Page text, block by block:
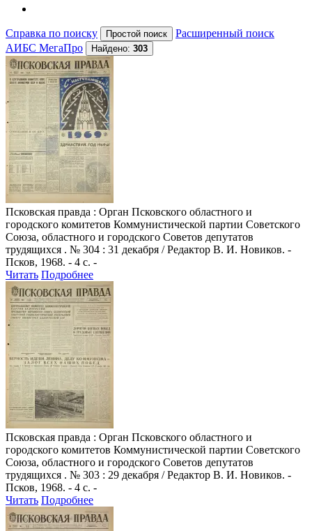
Справка по поиску
Расширенный поиск
АИБС МегаПро
Найдено: 303
Псковская правда : Орган Псковского областного и
городского комитетов Коммунистической партии Советского
Союза, областного и городского Советов депутатов
трудящихся . № 304 : 31 декабря / Редактор В. И. Новиков. -
Псков, 1968. - 4 с. -
Читать Подробнее
Псковская правда : Орган Псковского областного и
городского комитетов Коммунистической партии Советского
Союза, областного и городского Советов депутатов
трудящихся . № 303 : 29 декабря / Редактор В. И. Новиков. -
Псков, 1968. - 4 с. -
Читать Подробнее